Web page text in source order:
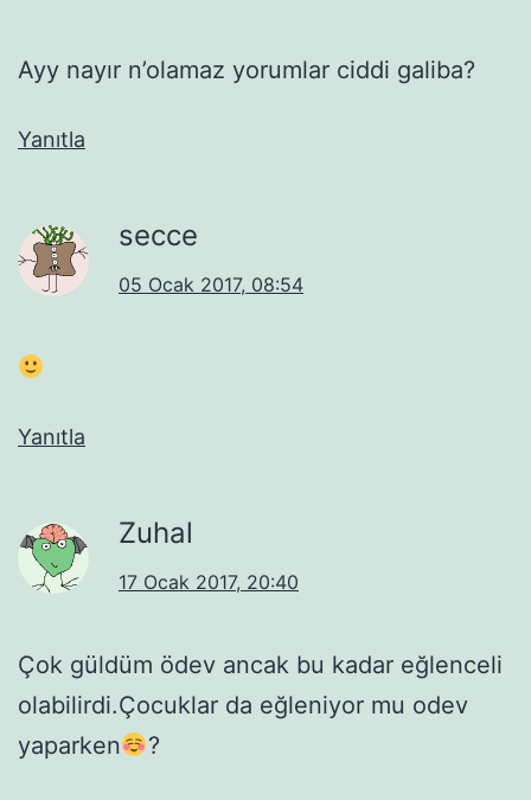
Ayy nayır n’olamaz yorumlar ciddi galiba?
Yanıtla
secce
05 Ocak 2017, 08:54
Yanıtla
Zuhal
17 Ocak 2017, 20:40
Çok güldüm ödev ancak bu kadar eğlenceli
olabilirdi.Çocuklar da eğleniyor mu odev
yaparken
?